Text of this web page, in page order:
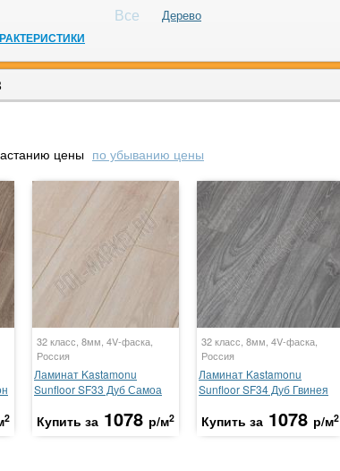
Все Дерево
цены по убыванию цены
2
32 класс, 8мм, 4V-фаска,
Россия
Ламинат Kastamonu
Sunfloor SF33 Дуб Самоа
Купить за 1078 р/м2
32 класс, 8мм, 4V-фаска,
Россия
Ламинат Kastamonu
Sunfloor SF34 Дуб Гвинея
Купить за 1078 р/м2